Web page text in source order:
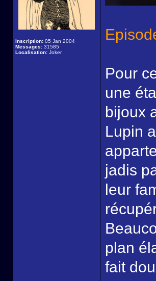
Inscription: 05 Jan 2004
Messages: 31585
Localisation: Joker
Pour
une
bijoux
Lupin
jadis
leur
plan
fait